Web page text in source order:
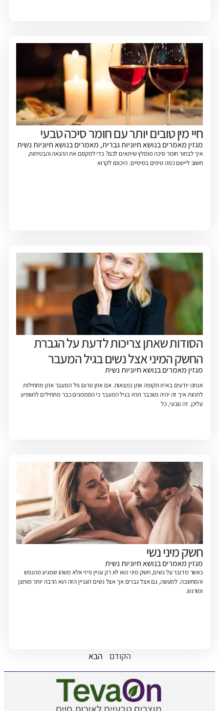
חיי מין טובים יותר עם חומר סיכה טבעי
מגזין מאמרים בנושא חיוניות גברית, מאמרים בנושא חיוניות נשית
איך לבחור חומר סיכה מומלץ שיתאים לכם? כדי למקסם את ההנאה והבטיחות,
חשוב ליישם כמה טיפים בסיסיים. היכנסו לקרוא
הסודות שאתן צריכות לדעת על הגברת
החשק המיני אצל נשים בגיל המעבר
מגזין מאמרים בנושא חיוניות נשית
אנחנו יודעים באיזו תקופה אתן נמצאות. אם אתן טרום גיל המעבר אתן מתחילות
לתהות איך זה יהיה כשכבר תהיו בגיל המעבר כי הסממנים כבר מתחילים להשפיע
עליכן. זה טבעי, כל
חשק מיני נשי
מגזין מאמרים בנושא חיוניות נשית
כאשר מדובר על נשים, חשק מיני הוא לא רק עניין פיזי אלא משהו שמגיע מהנפש
והמחשבה. למעשה, גם אצל גברים אך אצל נשים העניין הזה הוא הרבה יותר מוחצן
ומורגש.
הקודם הבא